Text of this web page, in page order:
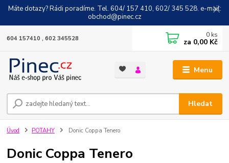
Máte dotazy? Rádi poradíme. Tel. 604/ 157 410, 602/ 345 528. e-mail:
obchod@pinec.cz
Menu
Hledat
604 157410 , 602 345528 0 ks
za 0,00 Kč
Úvod POTAHY Donic Coppa Tenero
Donic Coppa Tenero